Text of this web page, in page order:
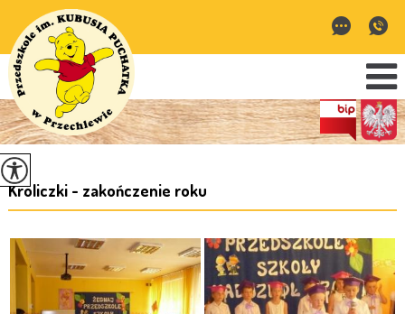
Króliczki - zakończenie roku